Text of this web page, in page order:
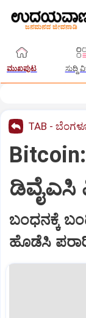
ಮುಖಪುಟ ಸುದ್ದಿ
TAB -
ಡಿವೈಎಸಿ
ಬಂಧನಕ್ಕೆ
ಹೊಡೆಸಿ